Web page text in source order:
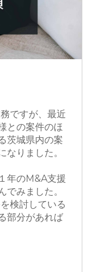
ですが、最近
との案件のほ
茨城県内の案
なりました。
年のM&A支援
でみました。
検討している
部分があれば